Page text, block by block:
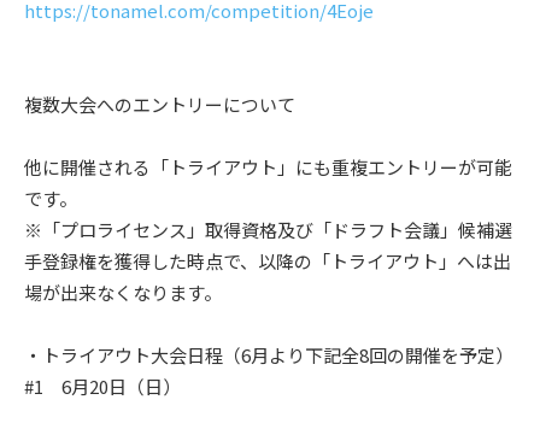
https://tonamel.com/competition/4Eoje
複数大会へのエントリーについて
他に開催される「トライアウト」にも重複エントリーが可能
です。
※「プロライセンス」取得資格及び「ドラフト会議」候補選
手登録権を獲得した時点で、以降の「トライアウト」へは出
場が出来なくなります。
・トライアウト大会日程（6月より下記全8回の開催を予定）
#1 6月20日（日）